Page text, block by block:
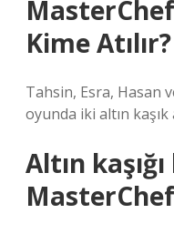
Kime Atılır?
Tahsin, Esra, Hasan
oyunda iki altın kaşık
Altın